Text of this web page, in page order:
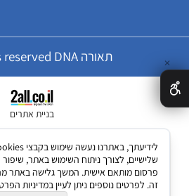
תאורה All rights reserved DNA
בניית אתרים
✕
שלישיים, לצורך ניתוח השימוש באתר, שיפור
פרסום מותאם אישית. המשך גלישה באתר
זה. לפרטים נוספים ניתן לעיין במדיניות